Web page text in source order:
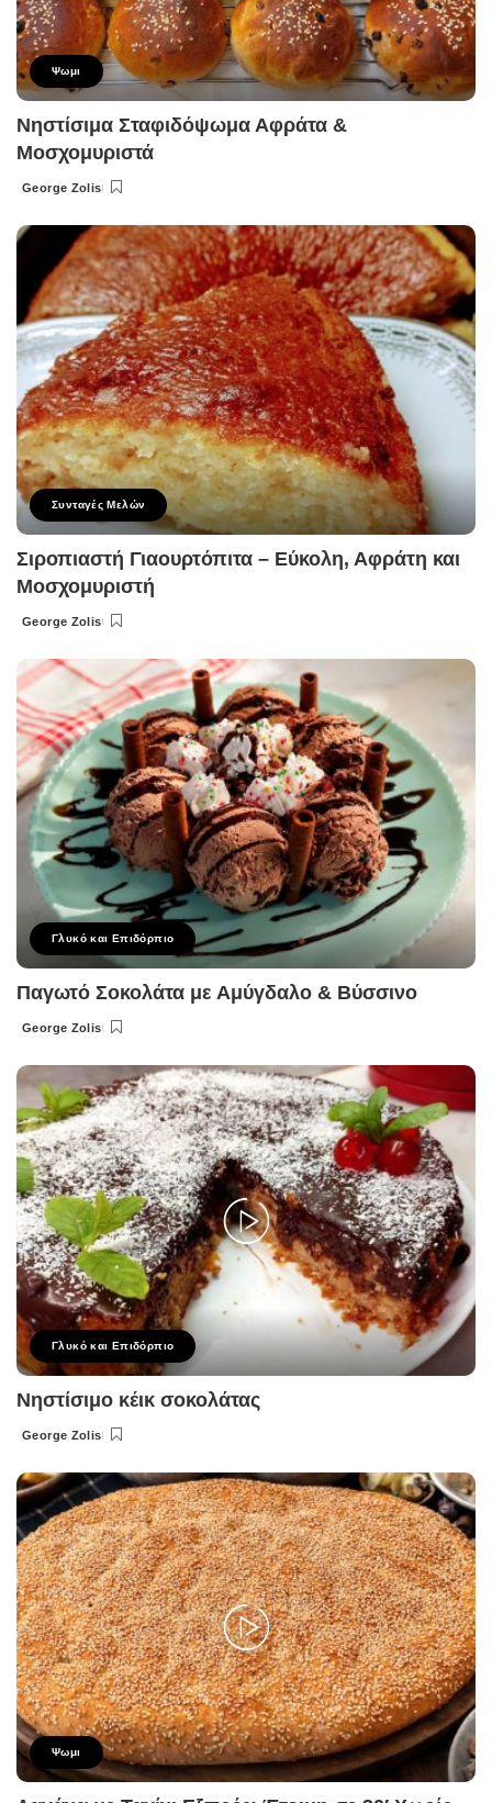
Ψωμι
Νηστίσιμα Σταφιδόψωμα Αφράτα &
Μοσχομυριστά
Posted
George Zolis
Συνταγές Μελών
Σιροπιαστή Γιαουρτόπιτα – Εύκολη, Αφράτη και
Μοσχομυριστή
Posted
George Zolis
Γλυκό και Επιδόρπιο
Παγωτό Σοκολάτα με Αμύγδαλο & Βύσσινο
Posted
George Zolis
Γλυκό και Επιδόρπιο
Νηστίσιμο κέικ σοκολάτας
Posted
George Zolis
Ψωμι